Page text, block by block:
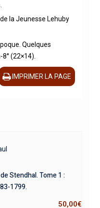
la Jeunesse Lehuby
Quelques
(22×14).
IMPRIMER LA PAGE
Stendhal. Tome 1 :
1799.
50,00€